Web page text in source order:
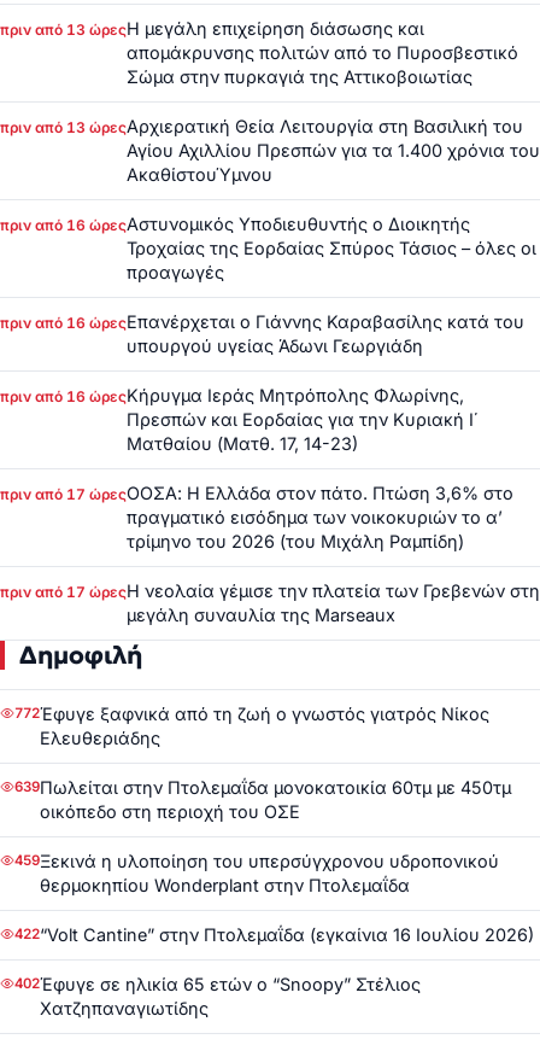
πριν από 13 ώρεςΗ μεγάλη επιχείρηση διάσωσης και
απομάκρυνσης πολιτών από το Πυροσβεστικό
Σώμα στην πυρκαγιά της Αττικοβοιωτίας
πριν από 13 ώρεςΑρχιερατική Θεία Λειτουργία στη Βασιλική του
Αγίου Αχιλλίου Πρεσπών για τα 1.400 χρόνια του
ΑκαθίστουΎμνου
πριν από 16 ώρεςΑστυνομικός Υποδιευθυντής ο Διοικητής
Τροχαίας της Εορδαίας Σπύρος Τάσιος – όλες οι
προαγωγές
πριν από 16 ώρεςΕπανέρχεται ο Γιάννης Καραβασίλης κατά του
υπουργού υγείας Άδωνι Γεωργιάδη
πριν από 16 ώρεςΚήρυγμα Ιεράς Μητρόπολης Φλωρίνης,
Πρεσπών και Εορδαίας για την Κυριακή Ι΄
Ματθαίου (Ματθ. 17, 14-23)
πριν από 17 ώρεςΟΟΣΑ: Η Ελλάδα στον πάτο. Πτώση 3,6% στο
πραγματικό εισόδημα των νοικοκυριών το α’
τρίμηνο του 2026 (του Μιχάλη Ραμπίδη)
πριν από 17 ώρεςΗ νεολαία γέμισε την πλατεία των Γρεβενών στη
μεγάλη συναυλία της Marseaux
Δημοφιλή
772Έφυγε ξαφνικά από τη ζωή ο γνωστός γιατρός Νίκος
Ελευθεριάδης
639Πωλείται στην Πτολεμαΐδα μονοκατοικία 60τμ με 450τμ
οικόπεδο στη περιοχή του ΟΣΕ
459Ξεκινά η υλοποίηση του υπερσύγχρονου υδροπονικού
θερμοκηπίου Wonderplant στην Πτολεμαΐδα
422“Volt Cantine” στην Πτολεμαΐδα (εγκαίνια 16 Ιουλίου 2026)
402Έφυγε σε ηλικία 65 ετών ο “Snoopy” Στέλιος
Χατζηπαναγιωτίδης